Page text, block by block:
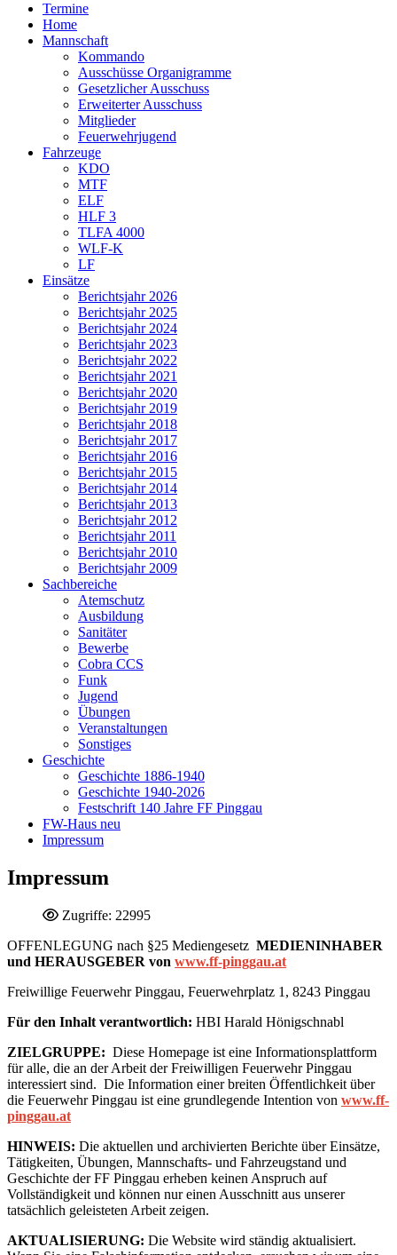
Termine
Home
Mannschaft
Kommando
Ausschüsse Organigramme
Gesetzlicher Ausschuss
Erweiterter Ausschuss
Mitglieder
Feuerwehrjugend
Fahrzeuge
KDO
MTF
ELF
HLF 3
TLFA 4000
WLF-K
LF
Einsätze
Berichtsjahr 2026
Berichtsjahr 2025
Berichtsjahr 2024
Berichtsjahr 2023
Berichtsjahr 2022
Berichtsjahr 2021
Berichtsjahr 2020
Berichtsjahr 2019
Berichtsjahr 2018
Berichtsjahr 2017
Berichtsjahr 2016
Berichtsjahr 2015
Berichtsjahr 2014
Berichtsjahr 2013
Berichtsjahr 2012
Berichtsjahr 2011
Berichtsjahr 2010
Berichtsjahr 2009
Sachbereiche
Atemschutz
Ausbildung
Sanitäter
Bewerbe
Cobra CCS
Funk
Jugend
Übungen
Veranstaltungen
Sonstiges
Geschichte
Geschichte 1886-1940
Geschichte 1940-2026
Festschrift 140 Jahre FF Pinggau
FW-Haus neu
Impressum
Impressum
Zugriffe: 22995
OFFENLEGUNG nach §25 Mediengesetz MEDIENINHABER
und HERAUSGEBER von www.ff-pinggau.at
Freiwillige Feuerwehr Pinggau, Feuerwehrplatz 1, 8243 Pinggau
Für den Inhalt verantwortlich: HBI Harald Hönigschnabl
ZIELGRUPPE: Diese Homepage ist eine Informationsplattform
für alle, die an der Arbeit der Freiwilligen Feuerwehr Pinggau
interessiert sind. Die Information einer breiten Öffentlichkeit über
die Feuerwehr Pinggau ist eine grundlegende Intention von www.ff-
pinggau.at
HINWEIS: Die aktuellen und archivierten Berichte über Einsätze,
Tätigkeiten, Übungen, Mannschafts- und Fahrzeugstand und
Geschichte der FF Pinggau erheben keinen Anspruch auf
Vollständigkeit und können nur einen Ausschnitt aus unserer
tatsächlich geleisteten Arbeit zeigen.
AKTUALISIERUNG: Die Website wird ständig aktualisiert.